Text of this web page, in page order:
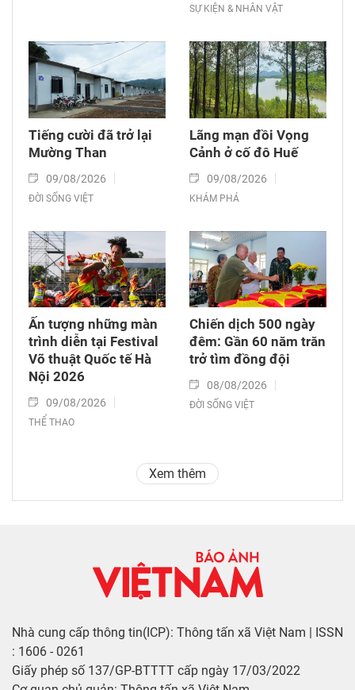
SỰ KIỆN & NHÂN VẬT
Tiếng cười đã trở lại
Mường Than
09/08/2026
ĐỜI SỐNG VIỆT
Lãng mạn đồi Vọng
Cảnh ở cố đô Huế
09/08/2026
KHÁM PHÁ
Ấn tượng những màn
trình diễn tại Festival
Võ thuật Quốc tế Hà
Nội 2026
09/08/2026
THỂ THAO
Chiến dịch 500 ngày
đêm: Gần 60 năm trăn
trở tìm đồng đội
08/08/2026
ĐỜI SỐNG VIỆT
Xem thêm
Nhà cung cấp thông tin(ICP): Thông tấn xã Việt Nam | ISSN
: 1606 - 0261
Giấy phép số 137/GP-BTTTT cấp ngày 17/03/2022